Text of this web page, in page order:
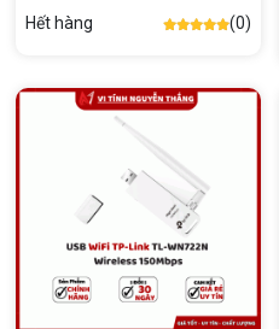
Hết hàng (0)